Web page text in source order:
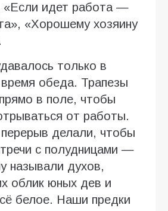
«Если идет работа —
«Хорошему хозяину
только в
обеда. Трапезы
в поле, чтобы
от работы.
делали, чтобы
с полудницами —
называли духов,
облик юных дев и
белое. Наши предки